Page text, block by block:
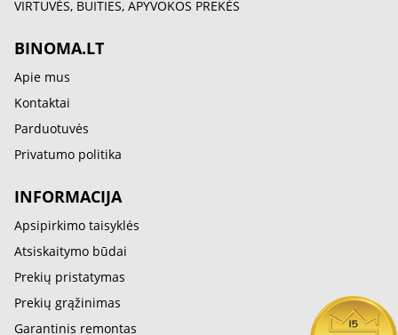
VIRTUVĖS, BUITIES, APYVOKOS PREKĖS
BINOMA.LT
Apie mus
Kontaktai
Parduotuvės
Privatumo politika
INFORMACIJA
Apsipirkimo taisyklės
Atsiskaitymo būdai
Prekių pristatymas
Prekių grąžinimas
Garantinis remontas